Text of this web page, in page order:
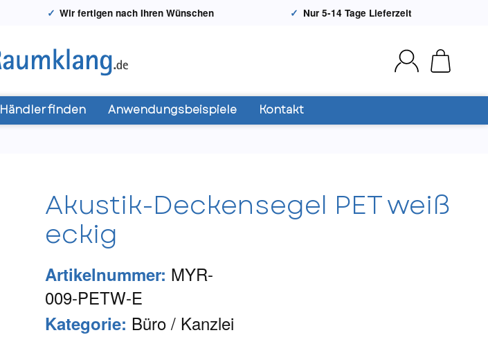
Wir fertigen nach Ihren Wünschen Nur 5-14 Tage Lieferzeit
Händler finden Anwendungsbeispiele Kontakt
Akustik-Deckensegel PET weiß
eckig
Artikelnummer: MYR-
009-PETW-E
Kategorie: Büro / Kanzlei